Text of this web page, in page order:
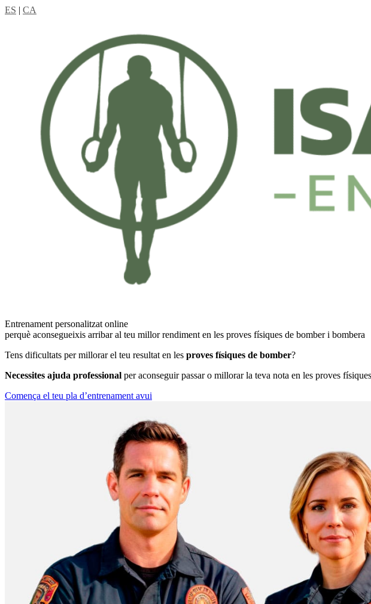
ES | CA
Entrenament personalitzat online
perquè aconsegueixis arribar al teu millor rendiment en les proves físiques de bomber i bombera
Tens dificultats per millorar el teu resultat en les proves físiques de bomber?
Necessites ajuda professional per aconseguir passar o millorar la teva nota en les proves
Comença el teu pla d’entrenament avui